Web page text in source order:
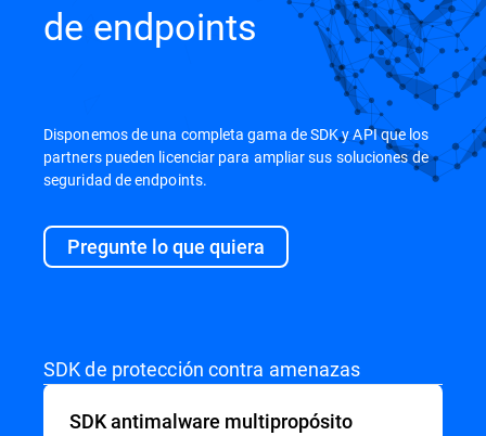
de endpoints
Disponemos de una completa gama de SDK y API que los
partners pueden licenciar para ampliar sus soluciones de
seguridad de endpoints.
Pregunte lo que quiera
SDK de protección contra amenazas
SDK antimalware multipropósito